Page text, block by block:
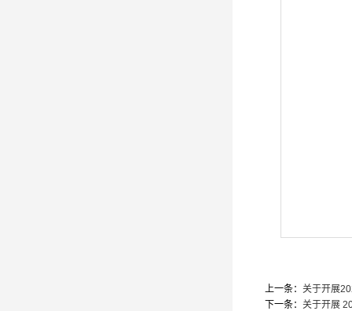
上一条： 关于开展
下一条： 关于开展